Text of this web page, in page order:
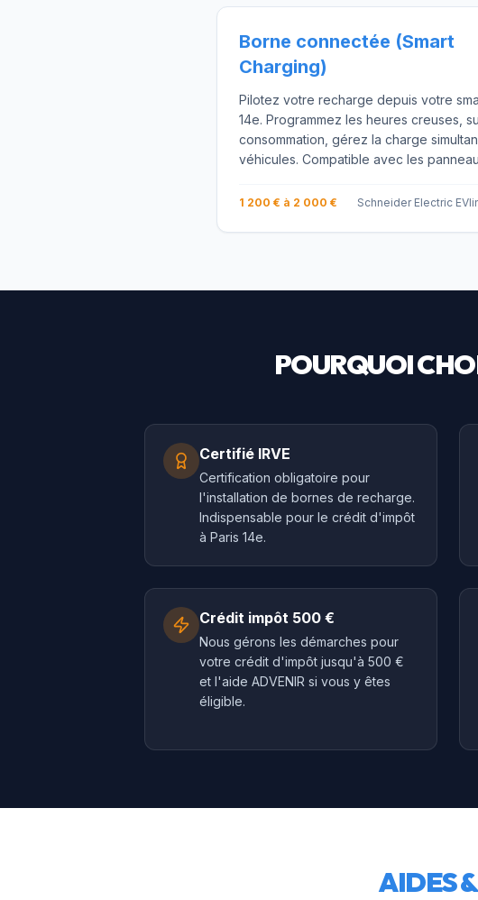
Borne connectée (Smart
Charging)
Pilotez votre recharge depuis votre
14e. Programmez les heures creuses,
consommation, gérez la charge
véhicules. Compatible avec les
1 200 € à 2 000 € Schneider Electric
POURQUOI
Certifié IRVE
Certification obligatoire pour
l'installation de bornes de recharge.
Indispensable pour le crédit d'impôt
à Paris 14e.
Crédit impôt 500 €
Nous gérons les démarches pour
votre crédit d'impôt jusqu'à 500 €
et l'aide ADVENIR si vous y êtes
éligible.
AIDES